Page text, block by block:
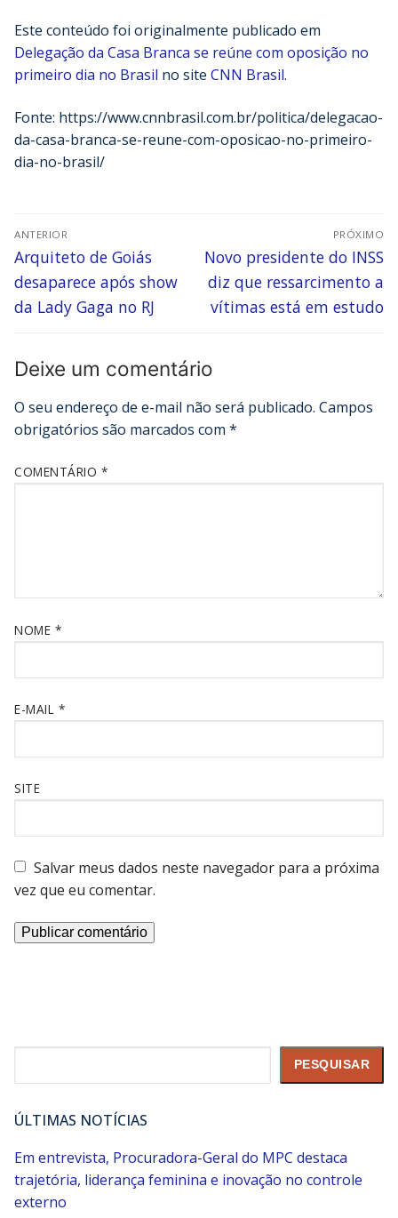
Este conteúdo foi originalmente publicado em
Delegação da Casa Branca se reúne com oposição no
primeiro dia no Brasil no site CNN Brasil.
Fonte: https://www.cnnbrasil.com.br/politica/delegacao-
da-casa-branca-se-reune-com-oposicao-no-primeiro-
dia-no-brasil/
ANTERIOR
Arquiteto de Goiás
desaparece após show
da Lady Gaga no RJ
PRÓXIMO
Novo presidente do INSS
diz que ressarcimento a
vítimas está em estudo
Deixe um comentário
O seu endereço de e-mail não será publicado. Campos
obrigatórios são marcados com *
COMENTÁRIO *
NOME *
E-MAIL *
SITE
Salvar meus dados neste navegador para a próxima
vez que eu comentar.
PESQUISAR
ÚLTIMAS NOTÍCIAS
Em entrevista, Procuradora-Geral do MPC destaca
trajetória, liderança feminina e inovação no controle
externo